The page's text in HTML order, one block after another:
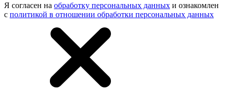
Я согласен на обработку персональных данных и ознакомлен
с политикой в отношении обработки персональных данных